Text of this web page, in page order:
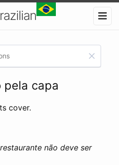
pela capa
cover.
não deve ser